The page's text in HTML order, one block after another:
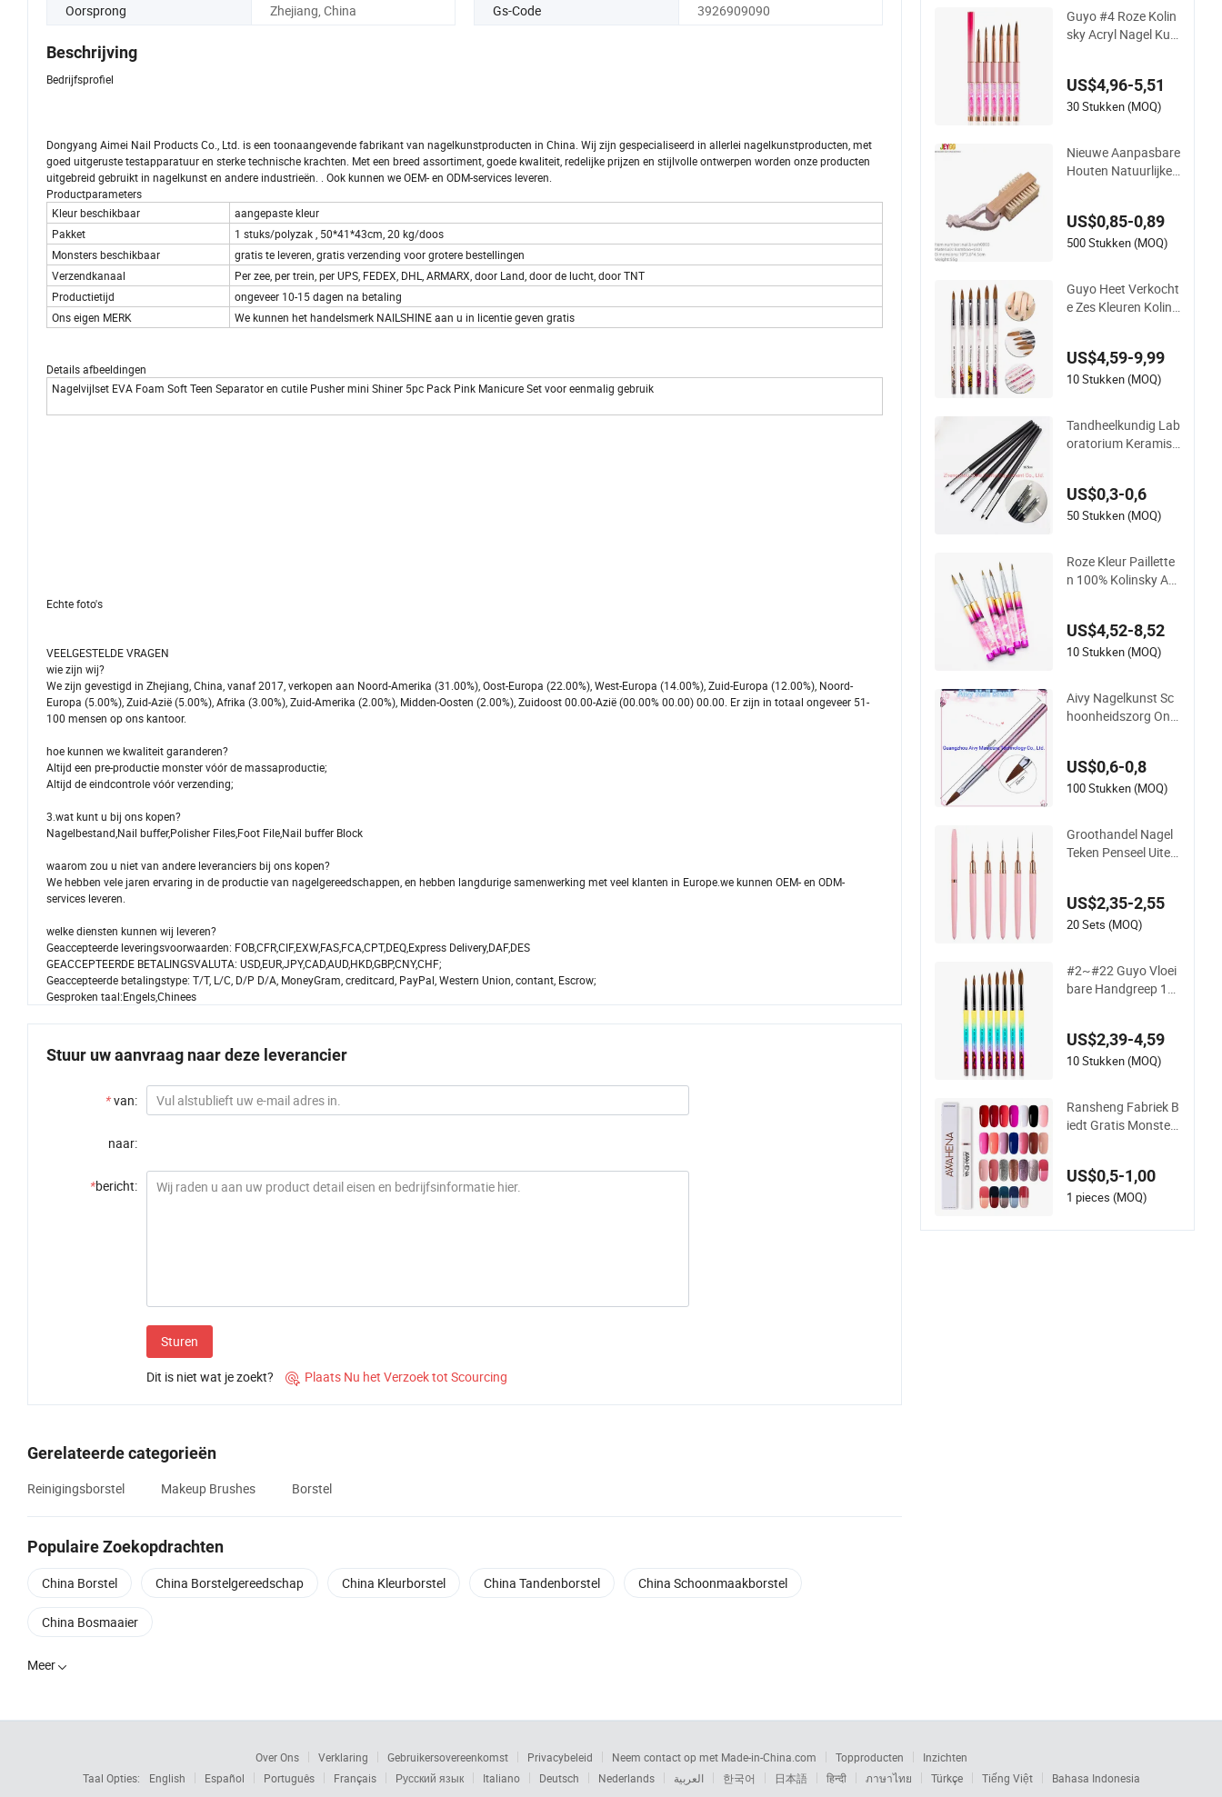
Oorsprong
Zhejiang, China Gs-Code 3926909090
Beschrijving
Bedrijfsprofiel
Dongyang Aimei Nail Products Co., Ltd. is een toonaangevende fabrikant van nagelkunstproducten in China. Wij zijn gespecialiseerd in allerlei nagelkunstproducten, met
goed uitgeruste testapparatuur en sterke technische krachten. Met een breed assortiment, goede kwaliteit, redelijke prijzen en stijlvolle ontwerpen worden onze producten
uitgebreid gebruikt in nagelkunst en andere industrieën. . Ook kunnen we OEM- en ODM-services leveren.
Productparameters
Kleur beschikbaar
aangepaste kleur
Pakket
1 stuks/polyzak , 50*41*43cm, 20 kg/doos
Monsters beschikbaar
gratis te leveren, gratis verzending voor grotere bestellingen
Verzendkanaal
Per zee, per trein, per UPS, FEDEX, DHL, ARMARX, door Land, door de lucht, door TNT
Productietijd
ongeveer 10-15 dagen na betaling
Ons eigen MERK
We kunnen het handelsmerk NAILSHINE aan u in licentie geven gratis
Details afbeeldingen
Nagelvijlset EVA Foam Soft Teen Separator en cutile Pusher mini Shiner 5pc Pack Pink Manicure Set voor eenmalig gebruik
Echte foto's
VEELGESTELDE VRAGEN
wie zijn wij?
We zijn gevestigd in Zhejiang, China, vanaf 2017, verkopen aan Noord-Amerika (31.00%), Oost-Europa (22.00%), West-Europa (14.00%), Zuid-Europa (12.00%), Noord-
Europa (5.00%), Zuid-Azië (5.00%), Afrika (3.00%), Zuid-Amerika (2.00%), Midden-Oosten (2.00%), Zuidoost 00.00-Azië (00.00% 00.00) 00.00. Er zijn in totaal ongeveer 51-
100 mensen op ons kantoor.
hoe kunnen we kwaliteit garanderen?
Altijd een pre-productie monster vóór de massaproductie;
Altijd de eindcontrole vóór verzending;
3.wat kunt u bij ons kopen?
Nagelbestand,Nail buffer,Polisher Files,Foot File,Nail buffer Block
waarom zou u niet van andere leveranciers bij ons kopen?
We hebben vele jaren ervaring in de productie van nagelgereedschappen, en hebben langdurige samenwerking met veel klanten in Europe.we kunnen OEM- en ODM-
services leveren.
welke diensten kunnen wij leveren?
Geaccepteerde leveringsvoorwaarden: FOB,CFR,CIF,EXW,FAS,FCA,CPT,DEQ,Express Delivery,DAF,DES
GEACCEPTEERDE BETALINGSVALUTA: USD,EUR,JPY,CAD,AUD,HKD,GBP,CNY,CHF;
Geaccepteerde betalingstype: T/T, L/C, D/P D/A, MoneyGram, creditcard, PayPal, Western Union, contant, Escrow;
Gesproken taal:Engels,Chinees
Stuur uw aanvraag naar deze leverancier
*van:
naar:
*bericht:
Sturen
Dit is niet wat je zoekt?  Plaats Nu het Verzoek tot Scourcing
Gerelateerde categorieën
Reinigingsborstel Makeup Brushes Borstel
Populaire Zoekopdrachten
China Borstel China Borstelgereedschap China Kleurborstel China Tandenborstel China Schoonmaakborstel
China Bosmaaier
Meer
Guyo #4 Roze Kolin
sky Acryl Nagel Kun
US$4,96-5,51
30 Stukken (MOQ)
Nieuwe Aanpasbare
Houten Natuurlijke
US$0,85-0,89
500 Stukken (MOQ)
Guyo Heet Verkocht
e Zes Kleuren Kolins
US$4,59-9,99
10 Stukken (MOQ)
Tandheelkundig Lab
oratorium Keramisc
eriaal Siliconen Pen
seel Pen
US$0,3-0,6
50 Stukken (MOQ)
Roze Kleur Paillette
n 100% Kolinsky Acr
US$4,52-8,52
10 Stukken (MOQ)
Aivy Nagelkunst Sc
hoonheidszorg Ont
US$0,6-0,8
100 Stukken (MOQ)
Groothandel Nagel
Teken Penseel Uiter
ken Penseel Vlek Blo
em Teken Penseel S
US$2,35-2,55
20 Sets (MOQ)
#2~#22 Guyo Vloei
bare Handgreep 10
US$2,39-4,59
10 Stukken (MOQ)
Ransheng Fabriek B
iedt Gratis Monster
dig Eén Stap Gel Na
gellak Pen
US$0,5-1,00
1 pieces (MOQ)
Over Ons Verklaring Gebruikersovereenkomst Privacybeleid Neem contact op met Made-in-China.com Topproducten
Inzichten
Taal Opties:
English Español Português Français Русский язык Italiano Deutsch Nederlands العربية 한국어 日本語 हिन्दी ภาษาไทย Türkçe Tiếng Việt Bahasa Indonesia